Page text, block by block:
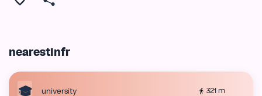
nearestInfr
university 321 m